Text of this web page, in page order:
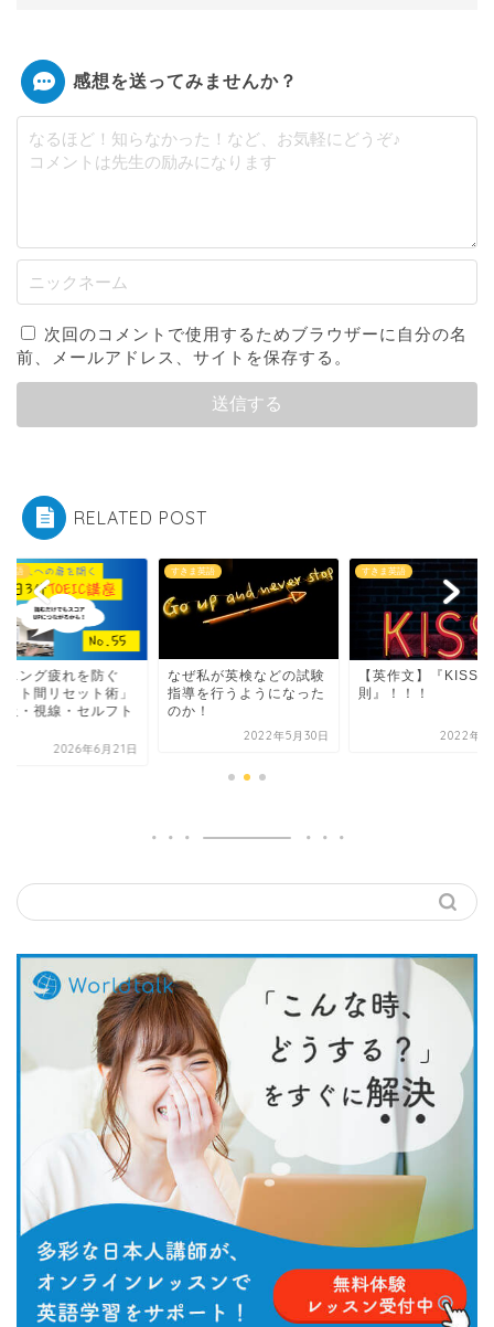
感想を送ってみませんか？
次回のコメントで使用するためブラウザーに自分の名
前、メールアドレス、サイトを保存する。
RELATED POST
英語
私が英検などの試験
を行うようになった
！
すきま英語
【英作文】『KISSの法
則』！！！
2022年3月2日
すきま英語
リスニング疲れを防
「セット間リセット